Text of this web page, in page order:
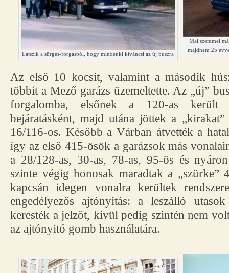
Látszik a sürgés-forgásból, hogy mindenki kíváncsi az új buszra
Mai szemmel
majdnem 25
Az első 10 kocsit, valamint a második
többit a Mező garázs üzemeltette. Az „új”
forgalomba, elsőnek a 120-as került
bejáratásként, majd utána jöttek a
16/116-os. Később a Várban átvették a
így az első 415-ösök a garázsok más
a 28/128-as, 30-as, 78-as, 95-ös és
szinte végig honosak maradtak a „szürke”
kapcsán idegen vonalra kerültek
engedélyezős ajtónyitás: a leszálló
keresték a jelzőt, kívül pedig szintén nem
az ajtónyitó gomb használatára.